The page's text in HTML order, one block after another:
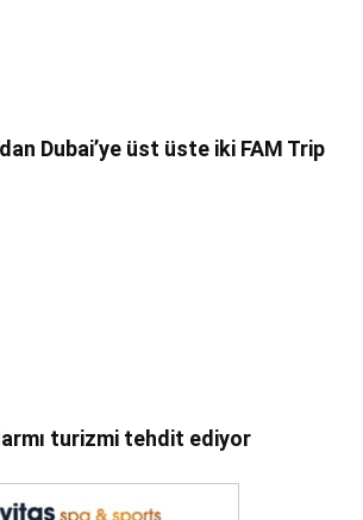
Dubai’ye üst üste iki FAM Trip
turizmi tehdit ediyor